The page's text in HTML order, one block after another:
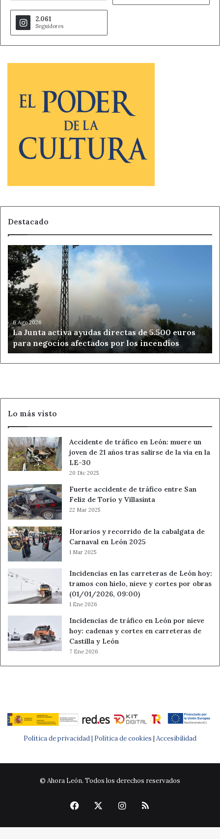
2.061
Seguidores
Destacado
La
Junta
activa
ayudas
directas
de
5.500
euros
para
negocios
afectados
por
6 Ago 2026
La Junta activa ayudas directas de 5.500 euros
para negocios afectados por los incendios
Lo más visto
Accidente de tráfico en León: muere un
joven de 21 años tras salirse de la vía en la
LE-30
20 Dic 2025
Fuerte accidente de tráfico entre San
Feliz de Torío y Villasinta
22 Mar 2025
Horarios y recorrido de la cabalgata de
Carnaval en León 2025
1 Mar 2025
Incidencias en las carreteras de León hoy:
tramos con hielo, nieve y cortes por obras
(01/01/2026, 09:00)
1 Ene 2026
Incidencias de tráfico en León por nieve
hoy: cadenas y cortes en carreteras de
Castilla y León
7 Ene 2026
Política de privacidad | Política de cookies | Accesibilidad
© Ahora León. Todos los derechos reservados
Facebook Instagram
RSS